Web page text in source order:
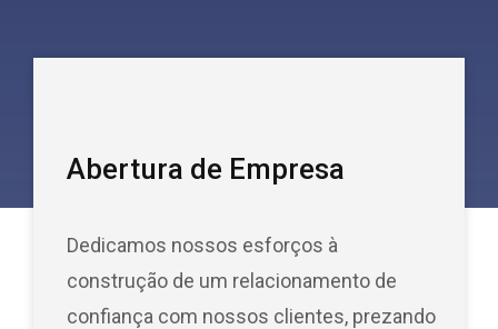
Abertura de Empresa
Dedicamos nossos esforços à
construção de um relacionamento de
confiança com nossos clientes, prezando